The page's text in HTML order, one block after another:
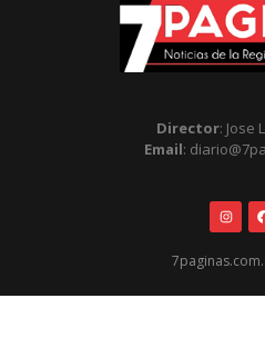
Director: Jose
Email: